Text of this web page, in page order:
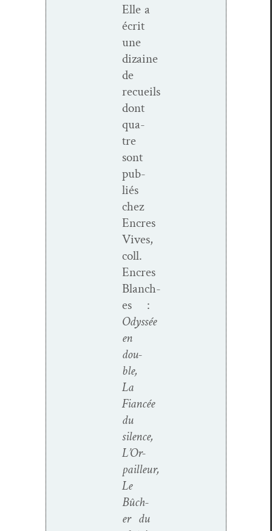
Elle a
écrit
une
dizaine
de
recueils
dont
qua­
tre
sont
pub­
liés
chez
Encres
Vives,
coll.
Encres
Blanch­
es :
Odyssée
en
dou­
ble,
La
Fiancée
du
silence,
L’Or­
pailleur,
Le
Bûch­
er du